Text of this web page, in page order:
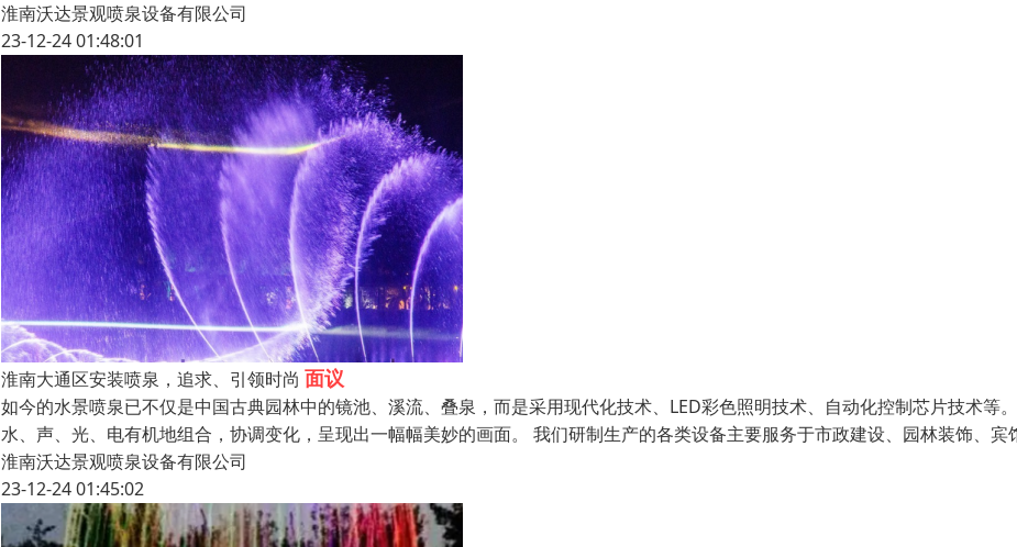
淮南沃达景观喷泉设备有限公司
23-12-24 01:48:01
淮南大通区安装喷泉，追求、引领时尚 面议
如今的水景喷泉已不仅是中国古典园林中的镜池、溪流、叠泉，而是采用现代化技术、LED彩色照明技术、自动化控制芯片技术等
水、声、光、电有机地组合，协调变化，呈现出一幅幅美妙的画面。 我们研制生产的各类设备主要服务于市政建设、园林装饰、宾
淮南沃达景观喷泉设备有限公司
23-12-24 01:45:02